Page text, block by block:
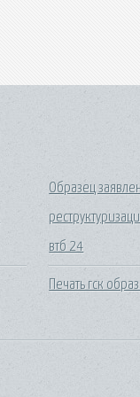
Образец
втб 24
Печать гск